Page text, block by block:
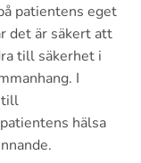
patientens eget
det är säkert att
till säkerhet i
I
till
hälsa